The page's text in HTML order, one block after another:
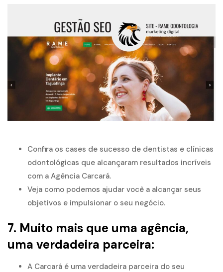
Confira os cases de sucesso de dentistas e clínicas
odontológicas que alcançaram resultados incríveis
com a Agência Carcará.
Veja como podemos ajudar você a alcançar seus
objetivos e impulsionar o seu negócio.
7. Muito mais que uma agência,
uma verdadeira parceira:
A Carcará é uma verdadeira parceira do seu